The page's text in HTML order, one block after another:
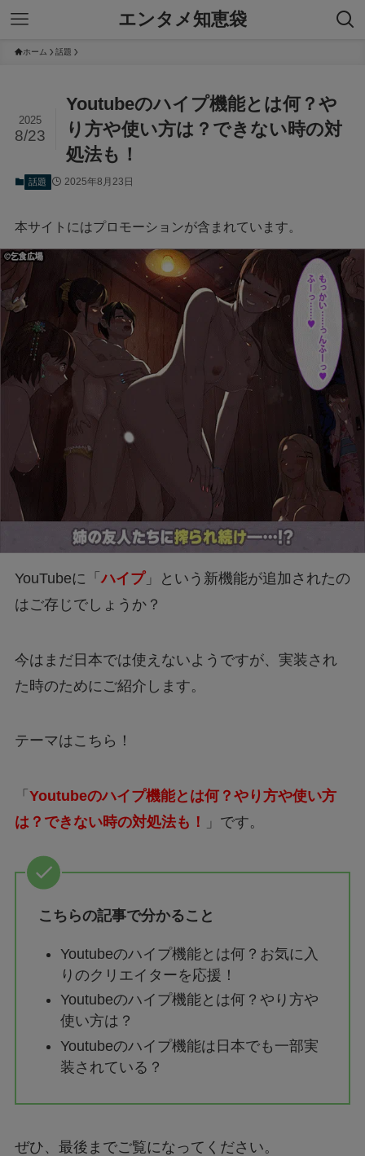
エンタメ知恵袋
ホーム 話題
Youtubeのハイプ機能とは何？や
り方や使い方は？できない時の対
処法も！
2025
8/23
話題 2025年8月23日
本サイトにはプロモーションが含まれています。
YouTubeに「ハイプ」という新機能が追加されたの
はご存じでしょうか？
今はまだ日本では使えないようですが、実装され
た時のためにご紹介します。
テーマはこちら！
「 Youtubeのハイプ機能とは何？やり方や使い方
は？できない時の対処法も！
」です。
こちらの記事で分かること
Youtubeのハイプ機能とは何？お気に入
りのクリエイターを応援！
Youtubeのハイプ機能とは何？やり方や
使い方は？
Youtubeのハイプ機能は日本でも一部実
装されている？
ぜひ、最後までご覧になってください。